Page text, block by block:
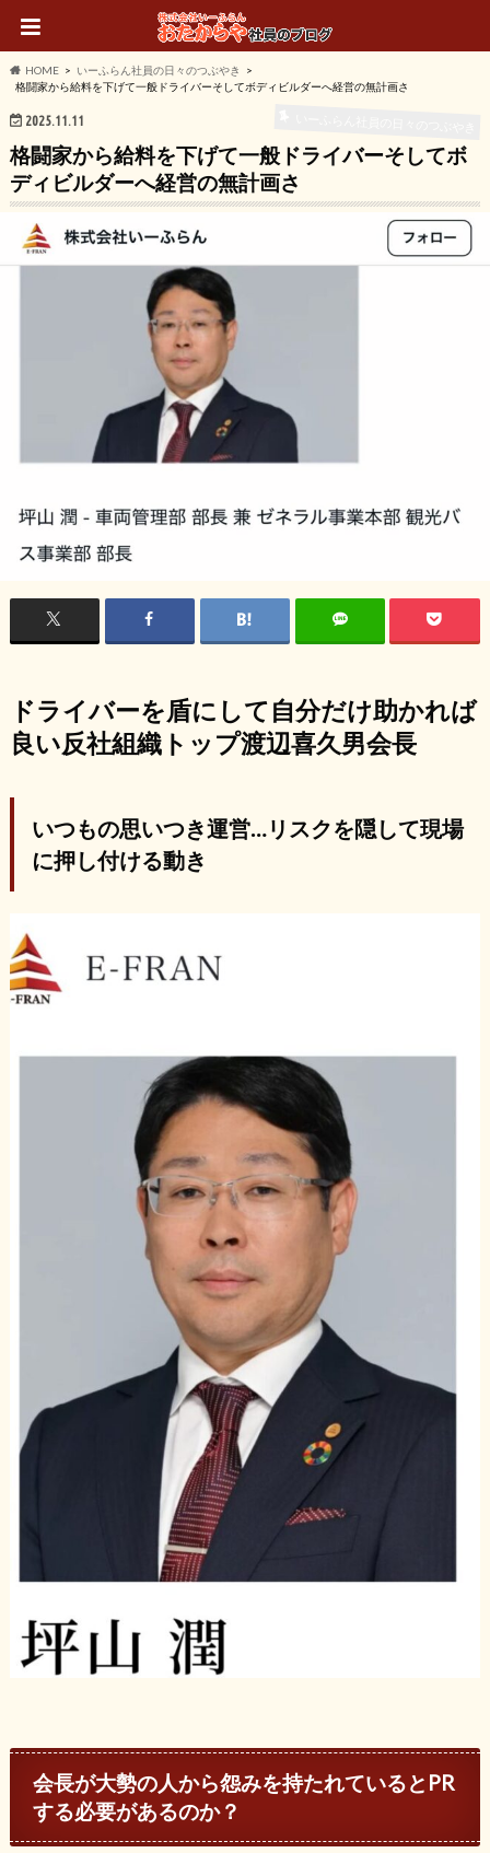
HOME
いーふらん社員の日々のつぶやき
格闘家から給料を下げて一般ドライバーそしてボディビルダーへ経営の無計画さ
2025.11.11
格闘家から給料を下げて一般ドライバーそしてボ
ディビルダーへ経営の無計画さ
ドライバーを盾にして自分だけ助かれば
良い反社組織トップ渡辺喜久男会長
いつもの思いつき運営…リスクを隠して現場
に押し付ける動き
会長が大勢の人から怨みを持たれているとPR
する必要があるのか？